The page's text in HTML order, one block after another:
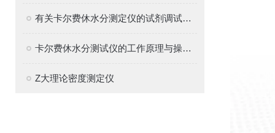
有关卡尔费休水分测定仪的试剂调试和样品测定步骤，你清楚吗
卡尔费休水分测试仪的工作原理与操作指南
Z大理论密度测定仪